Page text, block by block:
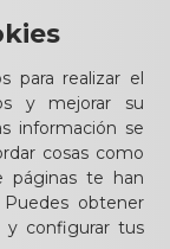
para realizar el
y mejorar su
información se
cosas como
páginas te han
obtener
y configurar tus